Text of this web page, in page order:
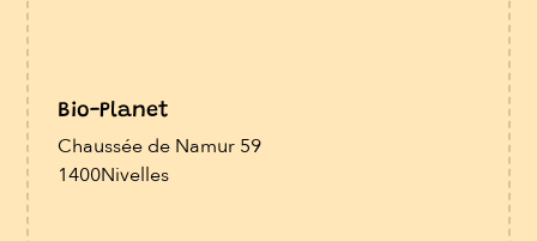
Bio-Planet
Chaussée de Namur 59
1400Nivelles